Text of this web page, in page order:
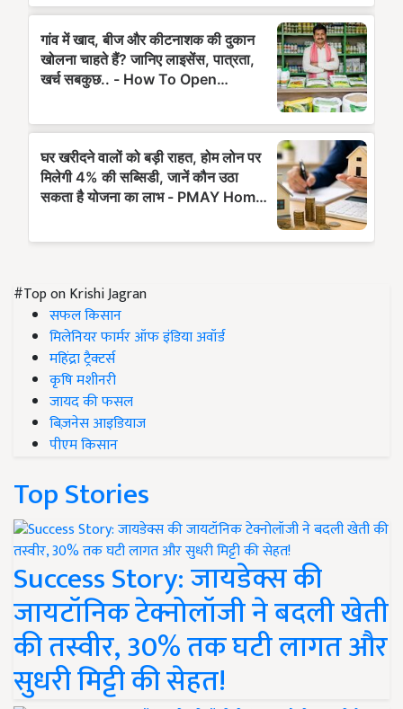
#Top on Krishi Jagran
सफल किसान
मिलेनियर फार्मर ऑफ इंडिया अवॉर्ड
महिंद्रा ट्रैक्टर्स
कृषि मशीनरी
जायद की फसल
बिज़नेस आइडियाज
पीएम किसान
Top Stories
Success Story: जायडेक्स की
जायटॉनिक टेक्नोलॉजी ने बदली खेती
की तस्वीर, 30% तक घटी लागत और
सुधरी मिट्टी की सेहत!